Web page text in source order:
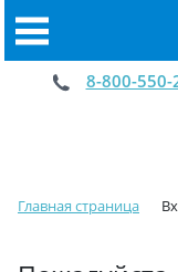
8-800-550-
Главная страница